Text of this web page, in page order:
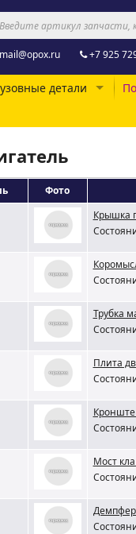
mail@opox.ru +7 925
детали
Фото
Крышка
Трубка
Плита
Мост
Демпфер